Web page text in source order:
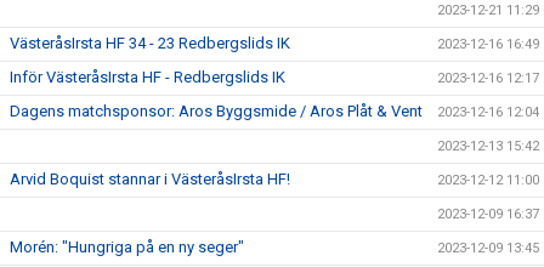
2023-12-21 11:29
VästeråsIrsta HF 34 - 23 Redbergslids IK 2023-12-16 16:49
Inför VästeråsIrsta HF - Redbergslids IK 2023-12-16 12:17
Dagens matchsponsor: Aros Byggsmide / Aros Plåt & Vent 2023-12-16 12:04
2023-12-13 15:42
Arvid Boquist stannar i VästeråsIrsta HF! 2023-12-12 11:00
2023-12-09 16:37
Morén: "Hungriga på en ny seger" 2023-12-09 13:45